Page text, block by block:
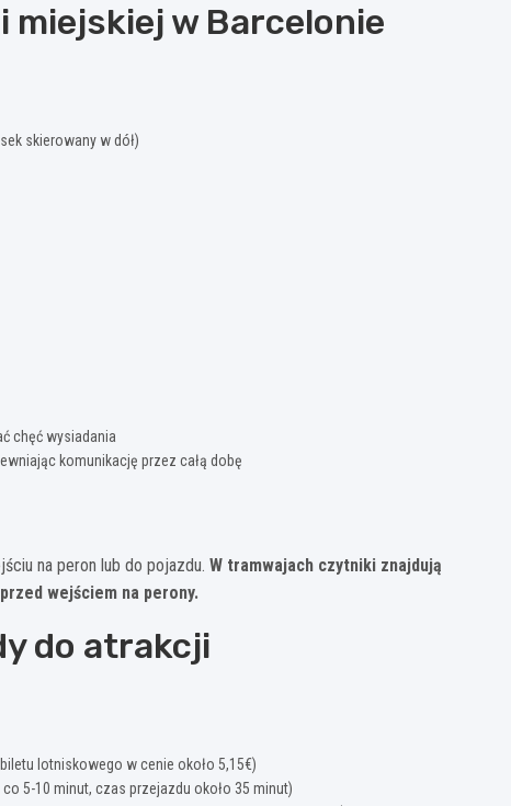
w Barcelonie
skierowany w dół)
chęć wysiadania
komunikację przez całą dobę
na peron lub do pojazdu. W tramwajach czytniki znajdują
wejściem na perony.
do atrakcji
lotniskowego w cenie około 5,15€)
5-10 minut, czas przejazdu około 35 minut)